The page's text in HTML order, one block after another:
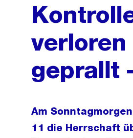
geprallt
Am
11 die Herrschaft